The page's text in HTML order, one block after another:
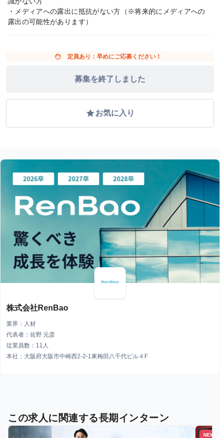
・メディアへの露出に抵抗がない方（※将来的にメディアへの
露出の可能性があります）
face 定員あり：早めにご応募ください！
募集を終了しました
gradeお気に入り
株式会社RenBao
業界：人材
代表者：佐野 元彦
従業員数：11人
本社：大阪府大阪市中崎西2-2-1東梅田八千代ビル４F
この求人に関連する長期インターン
NEW